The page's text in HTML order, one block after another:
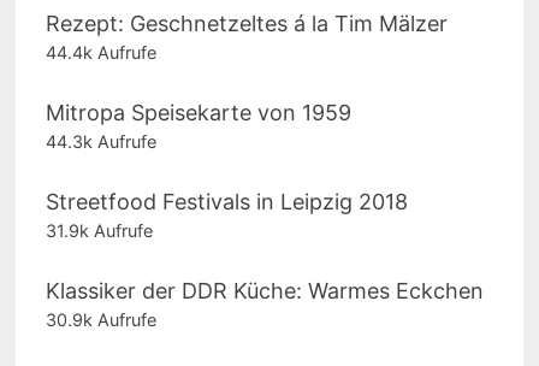
Rezept: Geschnetzeltes á la Tim Mälzer
44.4k Aufrufe
Mitropa Speisekarte von 1959
44.3k Aufrufe
Streetfood Festivals in Leipzig 2018
31.9k Aufrufe
Klassiker der DDR Küche: Warmes Eckchen
30.9k Aufrufe